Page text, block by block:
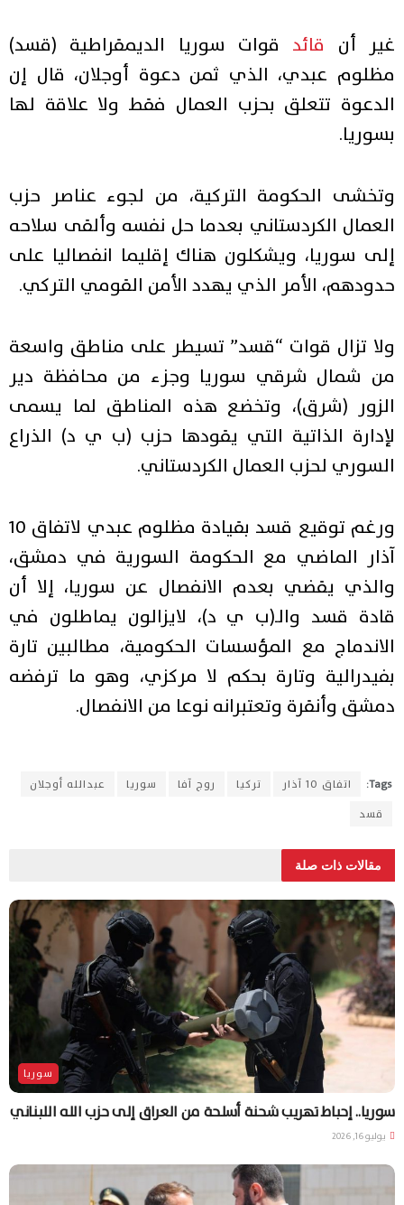
غير أن قائد قوات سوريا الديمقراطية (قسد)
مظلوم عبدي، الذي ثمن دعوة أوجلان، قال إن
الدعوة تتعلق بحزب العمال فقط ولا علاقة لها
بسوريا.
وتخشى الحكومة التركية، من لجوء عناصر حزب
العمال الكردستاني بعدما حل نفسه وألقى سلاحه
إلى سوريا، ويشكلون هناك إقليما انفصاليا على
حدودهم، الأمر الذي يهدد الأمن القومي التركي.
ولا تزال قوات “قسد” تسيطر على مناطق واسعة
من شمال شرقي سوريا وجزء من محافظة دير
الزور (شرق)، وتخضع هذه المناطق لما يسمى
لإدارة الذاتية التي يقودها حزب (ب ي د) الذراع
السوري لحزب العمال الكردستاني.
ورغم توقيع قسد بقيادة مظلوم عبدي لاتفاق 10
آذار الماضي مع الحكومة السورية في دمشق،
والذي يقضي بعدم الانفصال عن سوريا، إلا أن
قادة قسد والـ(ب ي د)، لايزالون يماطلون في
الاندماج مع المؤسسات الحكومية، مطالبين تارة
بفيدرالية وتارة بحكم لا مركزي، وهو ما ترفضه
دمشق وأنقرة وتعتبرانه نوعا من الانفصال.
Tags: اتفاق 10 آذار تركيا روج آفا سوريا
عبدالله أوجلان
قسد
مقالات ذات صلة
سوريا
سوريا.. إحباط تهريب شحنة أسلحة من العراق إلى حزب الله اللبناني
يوليو 16, 2026